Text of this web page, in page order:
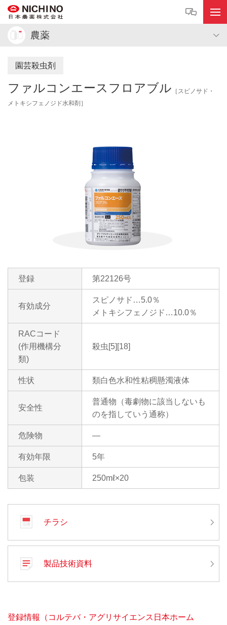
農薬
園芸殺虫剤
ファルコンエースフロアブル ［スピノサド・
メトキシフェノジド水和剤］
登録 第22126号
有効成分
スピノサド…5.0％
メトキシフェノジド…10.0％
RACコード
(作用機構分
類)
殺虫[5][18]
性状 類白色水和性粘稠懸濁液体
安全性
普通物（毒劇物に該当しないも
のを指していう通称）
危険物 ―
有効年限 5年
包装 250mℓ×20
チラシ
製品技術資料
登録情報（コルテバ・アグリサイエンス日本ホーム